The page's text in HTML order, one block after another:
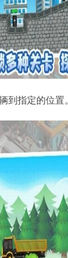
到指定的位置。